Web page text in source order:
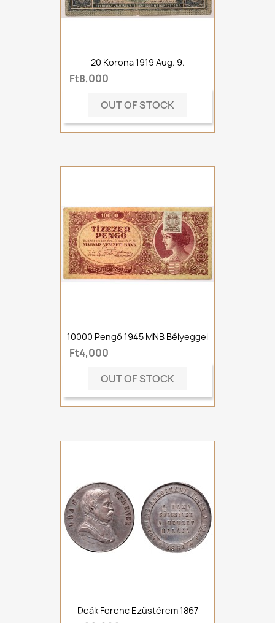
20 Korona 1919 Aug. 9.
Ft8,000
OUT OF STOCK
10000 Pengő 1945 MNB Bélyeggel
Ft4,000
OUT OF STOCK
Deák Ferenc Ezüstérem 1867